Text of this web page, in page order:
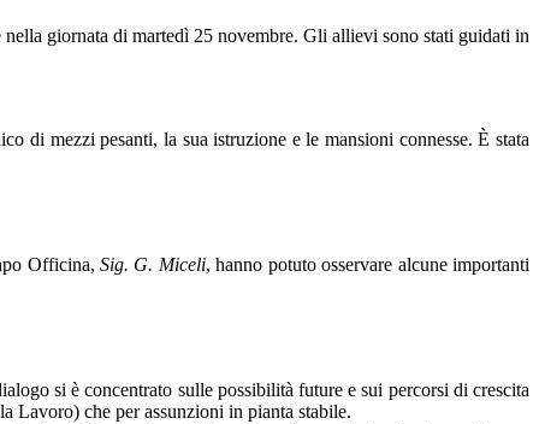
giornata di martedì 25 novembre. Gli allievi sono stati guidati in
di mezzi pesanti, la sua istruzione e le mansioni connesse. È stata
Officina, Sig. G. Miceli, hanno potuto osservare alcune importanti
si è concentrato sulle possibilità future e sui percorsi di crescita
Lavoro) che per assunzioni in pianta stabile.